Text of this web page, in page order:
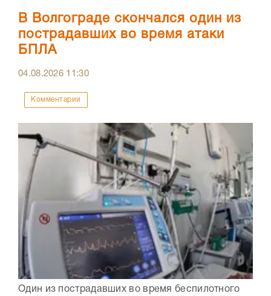
В Волгограде скончался один из
пострадавших во время атаки
БПЛА
04.08.2026 11:30
Комментарии
Один из пострадавших во время беспилотного